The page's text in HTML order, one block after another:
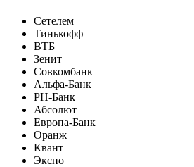
Сетелем
Тинькофф
ВТБ
Зенит
Совкомбанк
Альфа-Банк
РН-Банк
Абсолют
Европа-Банк
Оранж
Квант
Экспо